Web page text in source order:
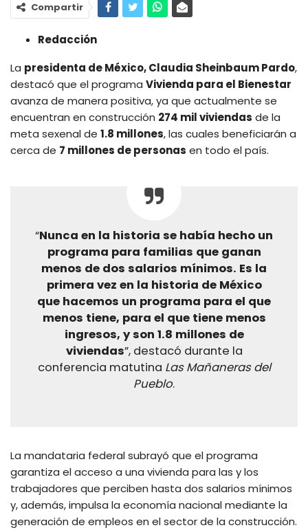
Compartir
Redacción
La presidenta de México, Claudia Sheinbaum Pardo,
destacó que el programa Vivienda para el Bienestar
avanza de manera positiva, ya que actualmente se
encuentran en construcción 274 mil viviendas de la
meta sexenal de 1.8 millones, las cuales beneficiarán a
cerca de 7 millones de personas en todo el país.
“Nunca en la historia se había hecho un
programa para familias que ganan
menos de dos salarios mínimos. Es la
primera vez en la historia de México
que hacemos un programa para el que
menos tiene, para el que tiene menos
ingresos, y son 1.8 millones de
viviendas”, destacó durante la
conferencia matutina Las Mañaneras del
Pueblo.
La mandataria federal subrayó que el programa
garantiza el acceso a una vivienda para las y los
trabajadores que perciben hasta dos salarios mínimos
y, además, impulsa la economía nacional mediante la
generación de empleos en el sector de la construcción.